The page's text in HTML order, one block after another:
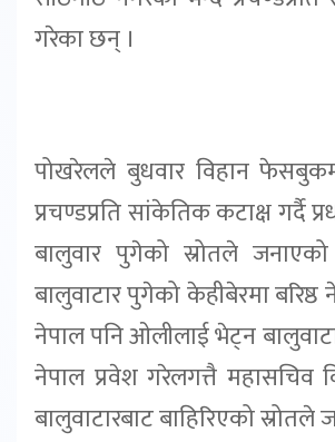
गरेका छन् ।
पोखरेलले बुधवार विहान
प्रचण्डप्रति सांकेतिक कटाक्ष गर्दै
बालुवार पुगेको स्रोतले
बालुवाटार पुगेको केहीबेरमा
नेपाल पनि ओलीलाई भेट्न
नेपाल प्रवेश गरेलगत्तै महासचिव
बालुवाटारबाट बाहिरिएको स्रोतले